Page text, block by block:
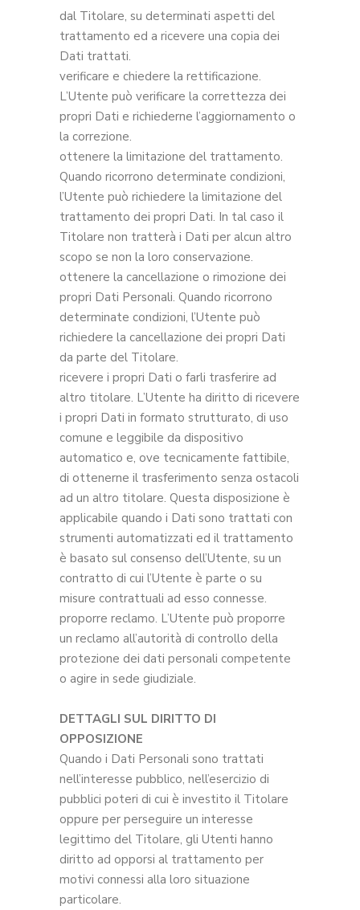
dal Titolare, su determinati aspetti del
trattamento ed a ricevere una copia dei
Dati trattati.
verificare e chiedere la rettificazione.
L’Utente può verificare la correttezza dei
propri Dati e richiederne l’aggiornamento o
la correzione.
ottenere la limitazione del trattamento.
Quando ricorrono determinate condizioni,
l’Utente può richiedere la limitazione del
trattamento dei propri Dati. In tal caso il
Titolare non tratterà i Dati per alcun altro
scopo se non la loro conservazione.
ottenere la cancellazione o rimozione dei
propri Dati Personali. Quando ricorrono
determinate condizioni, l’Utente può
richiedere la cancellazione dei propri Dati
da parte del Titolare.
ricevere i propri Dati o farli trasferire ad
altro titolare. L’Utente ha diritto di ricevere
i propri Dati in formato strutturato, di uso
comune e leggibile da dispositivo
automatico e, ove tecnicamente fattibile,
di ottenerne il trasferimento senza ostacoli
ad un altro titolare. Questa disposizione è
applicabile quando i Dati sono trattati con
strumenti automatizzati ed il trattamento
è basato sul consenso dell’Utente, su un
contratto di cui l’Utente è parte o su
misure contrattuali ad esso connesse.
proporre reclamo. L’Utente può proporre
un reclamo all’autorità di controllo della
protezione dei dati personali competente
o agire in sede giudiziale.
DETTAGLI SUL DIRITTO DI
OPPOSIZIONE
Quando i Dati Personali sono trattati
nell’interesse pubblico, nell’esercizio di
pubblici poteri di cui è investito il Titolare
oppure per perseguire un interesse
legittimo del Titolare, gli Utenti hanno
diritto ad opporsi al trattamento per
motivi connessi alla loro situazione
particolare.